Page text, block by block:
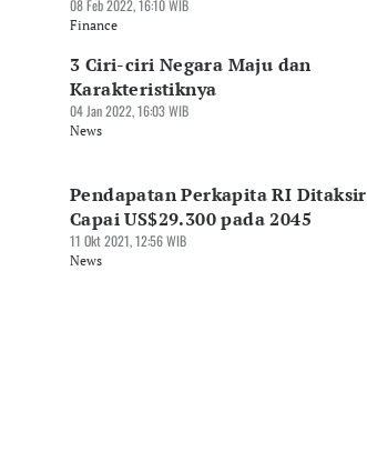
08 Feb 2022, 16:10 WIB
Finance
3 Ciri-ciri Negara Maju dan
Karakteristiknya
04 Jan 2022, 16:03 WIB
News
Pendapatan Perkapita RI Ditaksir
Capai US$29.300 pada 2045
11 Okt 2021, 12:56 WIB
News